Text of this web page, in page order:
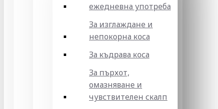
ежедневна употреба
За изглаждане и
непокорна коса
За къдрава коса
За пърхот,
омазняване и
чувствителен скалп